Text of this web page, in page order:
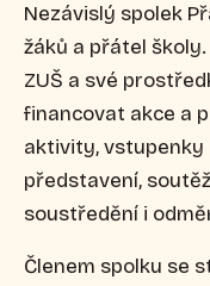
Nezávislý spolek
žáků a přátel
ZUŠ a své
financovat akce a
aktivity,
představení,
soustředění i
Členem spolku se